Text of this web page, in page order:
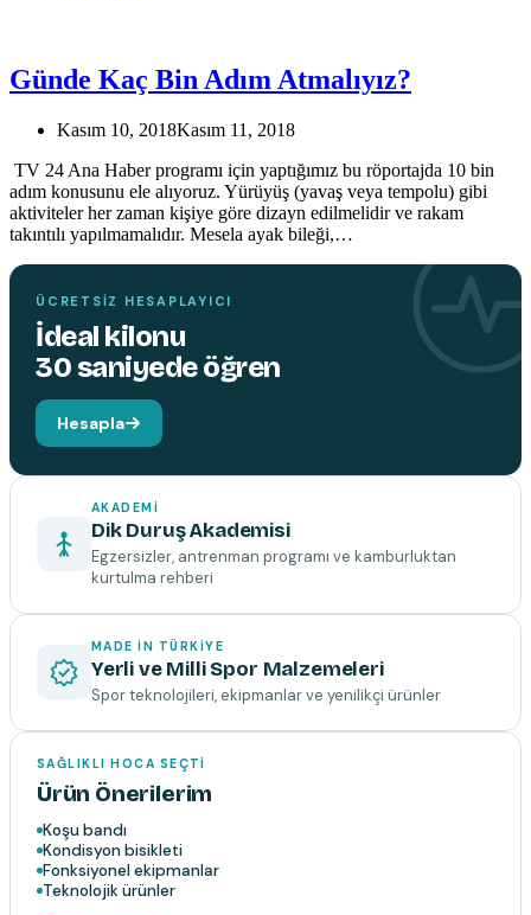
Günde Kaç Bin Adım Atmalıyız?
Kasım 10, 2018Kasım 11, 2018
TV 24 Ana Haber programı için yaptığımız bu röportajda 10 bin
adım konusunu ele alıyoruz. Yürüyüş (yavaş veya tempolu) gibi
aktiviteler her zaman kişiye göre dizayn edilmelidir ve rakam
takıntılı yapılmamalıdır. Mesela ayak bileği,…
beyniniz değişsin.
YENI
KITAP TEMIN ETMEK İÇIN TIKLAYIN
ÜCRETSIZ HESAPLAYICI
İdeal kilonu
30 saniyede öğren
Hesapla
AKADEMI
Dik Duruş Akademisi
Egzersizler, antrenman programı ve kamburluktan
kurtulma rehberi
MADE IN TÜRKIYE
Yerli ve Milli Spor Malzemeleri
Spor teknolojileri, ekipmanlar ve yenilikçi ürünler
SAĞLIKLI HOCA SEÇTI
Ürün Önerilerim
Koşu bandı
Kondisyon bisikleti
Fonksiyonel ekipmanlar
Teknolojik ürünler